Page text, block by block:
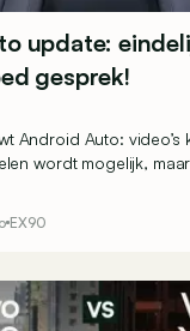
update:
gesprek!
Android Auto: video’s
wordt mogelijk,
EX90